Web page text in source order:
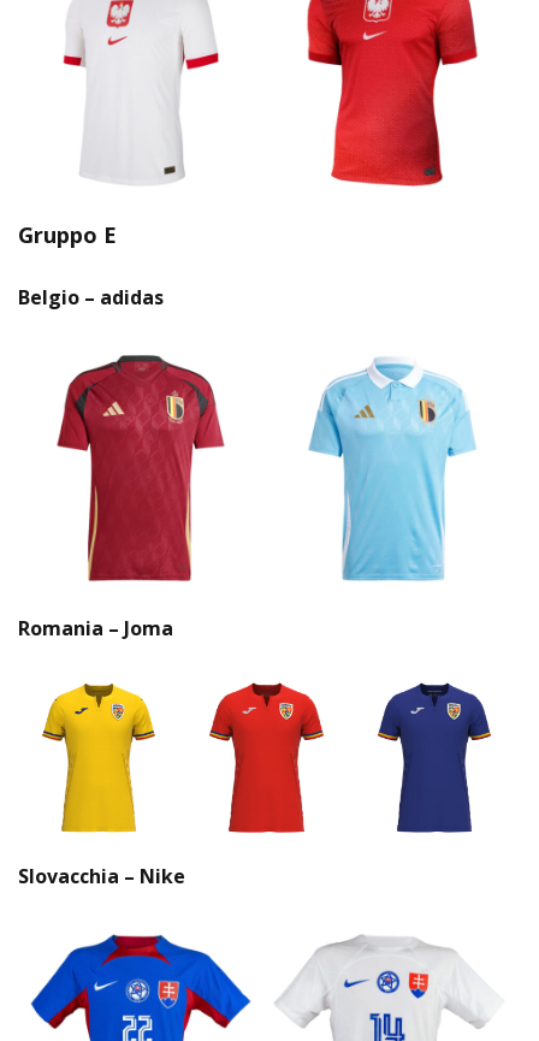
Gruppo E
Belgio – adidas
Romania – Joma
Slovacchia – Nike